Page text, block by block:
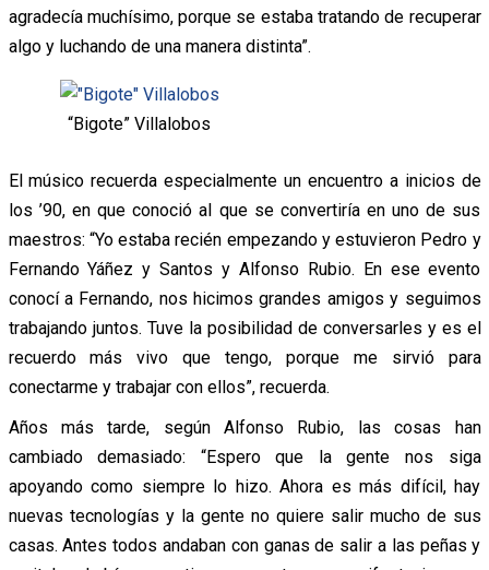
agradecía muchísimo, porque se estaba tratando de recuperar
algo y luchando de una manera distinta”.
“Bigote” Villalobos
El músico recuerda especialmente un encuentro a inicios de
los ’90, en que conoció al que se convertiría en uno de sus
maestros: “Yo estaba recién empezando y estuvieron Pedro y
Fernando Yáñez y Santos y Alfonso Rubio. En ese evento
conocí a Fernando, nos hicimos grandes amigos y seguimos
trabajando juntos. Tuve la posibilidad de conversarles y es el
recuerdo más vivo que tengo, porque me sirvió para
conectarme y trabajar con ellos”, recuerda.
Años más tarde, según Alfonso Rubio, las cosas han
cambiado demasiado: “Espero que la gente nos siga
apoyando como siempre lo hizo. Ahora es más difícil, hay
nuevas tecnologías y la gente no quiere salir mucho de sus
casas. Antes todos andaban con ganas de salir a las peñas y